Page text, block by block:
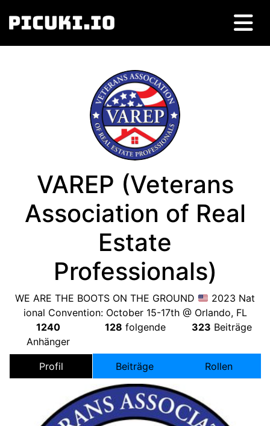
VAREP (Veterans
Association of Real
Estate
Professionals)
WE ARE THE BOOTS ON THE GROUND 2023 Nat
ional Convention: October 15-17th @ Orlando, FL
1240
Anhänger
128 folgende 323 Beiträge
Profil Beiträge Rollen